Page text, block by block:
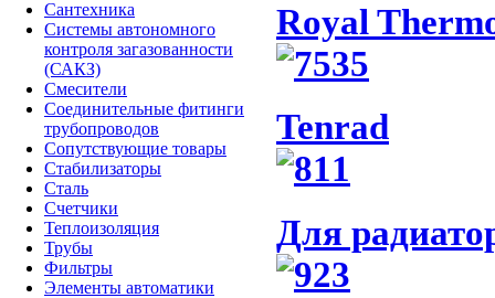
Сантехника
Системы автономного
контроля загазованности
(САКЗ)
Смесители
Соединительные фитинги
трубопроводов
Сопутствующие товары
Стабилизаторы
Сталь
Счетчики
Теплоизоляция
Трубы
Фильтры
Элементы автоматики
Royal
Tenrad
Для